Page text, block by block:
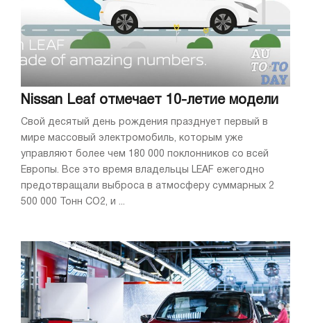
Nissan Leaf отмечает 10-летие модели
Свой десятый день рождения празднует первый в
мире массовый электромобиль, которым уже
управляют более чем 180 000 поклонников со всей
Европы. Все это время владельцы LEAF ежегодно
предотвращали выброса в атмосферу суммарных 2
500 000 Тонн CO2, и ...